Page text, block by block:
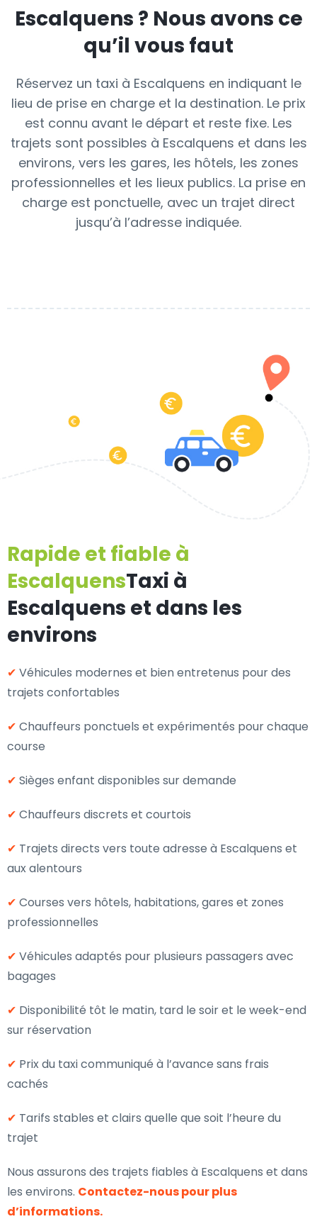
Escalquens ? Nous avons ce
qu’il vous faut
Réservez un taxi à Escalquens en indiquant le
lieu de prise en charge et la destination. Le prix
est connu avant le départ et reste fixe. Les
trajets sont possibles à Escalquens et dans les
environs, vers les gares, les hôtels, les zones
professionnelles et les lieux publics. La prise en
charge est ponctuelle, avec un trajet direct
jusqu’à l’adresse indiquée.
Rapide et fiable à
EscalquensTaxi à
Escalquens et dans les
environs
✔ Véhicules modernes et bien entretenus pour des
trajets confortables
✔ Chauffeurs ponctuels et expérimentés pour chaque
course
✔ Sièges enfant disponibles sur demande
✔ Chauffeurs discrets et courtois
✔ Trajets directs vers toute adresse à Escalquens et
aux alentours
✔ Courses vers hôtels, habitations, gares et zones
professionnelles
✔ Véhicules adaptés pour plusieurs passagers avec
bagages
✔ Disponibilité tôt le matin, tard le soir et le week-end
sur réservation
✔ Prix du taxi communiqué à l’avance sans frais
cachés
✔ Tarifs stables et clairs quelle que soit l’heure du
trajet
Nous assurons des trajets fiables à Escalquens et dans
les environs. Contactez-nous pour plus
d’informations.